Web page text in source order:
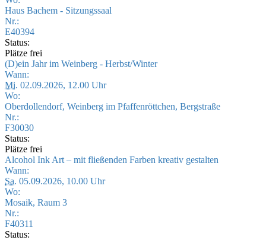
Haus Bachem - Sitzungssaal
Nr.:
E40394
Status:
Plätze frei
(D)ein Jahr im Weinberg - Herbst/Winter
Wann:
Mi. 02.09.2026, 12.00 Uhr
Wo:
Oberdollendorf, Weinberg im Pfaffenröttchen, Bergstraße
Nr.:
F30030
Status:
Plätze frei
Alcohol Ink Art – mit fließenden Farben kreativ gestalten
Wann:
Sa. 05.09.2026, 10.00 Uhr
Wo:
Mosaik, Raum 3
Nr.:
F40311
Status: